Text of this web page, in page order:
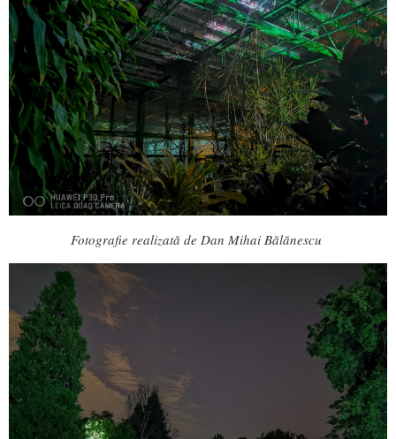
Fotografie realizată de Dan Mihai Bălănescu